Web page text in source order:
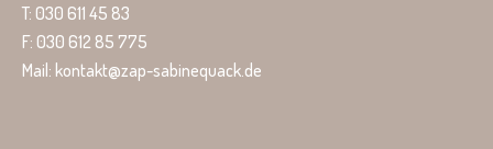
T: 030 611 45 83
F: 030 612 85 775
Mail: kontakt@zap-sabinequack.de